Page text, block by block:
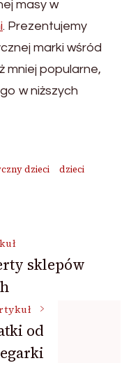
masy w
. Prezentujemy
marki wśród
mniej popularne,
w niższych
dzieci
dzieci
sklepów
od